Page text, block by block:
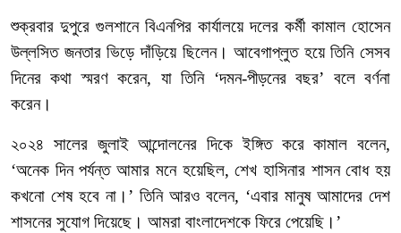
শুক্রবার দুপুরে গুলশানে বিএনপির কার্যালয়ে দলের কর্মী কামাল হোসেন
উল্লসিত জনতার ভিড়ে দাঁড়িয়ে ছিলেন। আবেগাপ্লুত হয়ে তিনি সেসব
দিনের কথা স্মরণ করেন, যা তিনি‘দমন-পীড়নের বছর’ বলে বর্ণনা
করেন।
২০২৪ সালের জুলাই আন্দোলনের দিকে ইঙ্গিত করে কামাল বলেন,
‘অনেক দিন পর্যন্ত আমার মনে হয়েছিল,শেখ হাসিনার শাসন বোধ হয়
কখনো শেষ হবে না। ’ তিনি আরও বলেন, ‘এবার মানুষ আমাদের দেশ
শাসনের সুযোগ দিয়েছে। আমরা বাংলাদেশকে ফিরে পেয়েছি। ’